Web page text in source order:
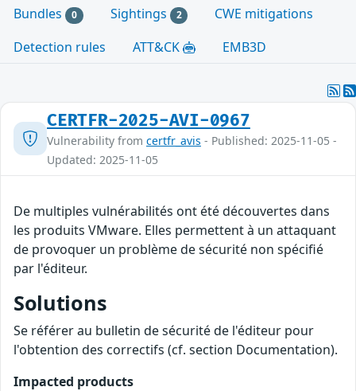
Bundles 0 Sightings 2
CWE mitigations
Detection rules
ATT&CK EMB3D
CERTFR-2025-AVI-0967
Vulnerability from certfr_avis - Published: 2025-11-05 -
Updated: 2025-11-05
De multiples vulnérabilités ont été découvertes dans
les produits VMware. Elles permettent à un attaquant
de provoquer un problème de sécurité non spécifié
par l'éditeur.
Solutions
Se référer au bulletin de sécurité de l'éditeur pour
l'obtention des correctifs (cf. section Documentation).
Impacted products